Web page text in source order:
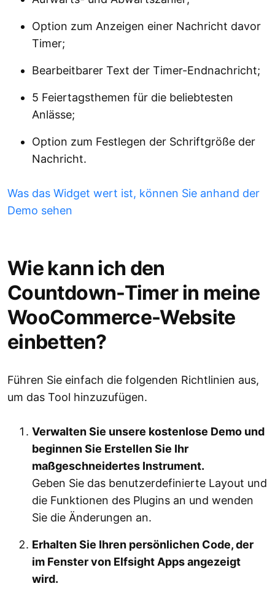
Option zum Anzeigen einer Nachricht davor
Timer;
Bearbeitbarer Text der Timer-Endnachricht;
5 Feiertagsthemen für die beliebtesten
Anlässe;
Option zum Festlegen der Schriftgröße der
Nachricht.
Was das Widget wert ist, können Sie anhand der
Demo sehen
Wie kann ich den
Countdown-Timer in meine
WooCommerce-Website
einbetten?
Führen Sie einfach die folgenden Richtlinien aus,
um das Tool hinzuzufügen.
Verwalten Sie unsere kostenlose Demo und
beginnen Sie Erstellen Sie Ihr
maßgeschneidertes Instrument.
Geben Sie das benutzerdefinierte Layout und
die Funktionen des Plugins an und wenden
Sie die Änderungen an.
Erhalten Sie Ihren persönlichen Code, der
im Fenster von Elfsight Apps angezeigt
wird.